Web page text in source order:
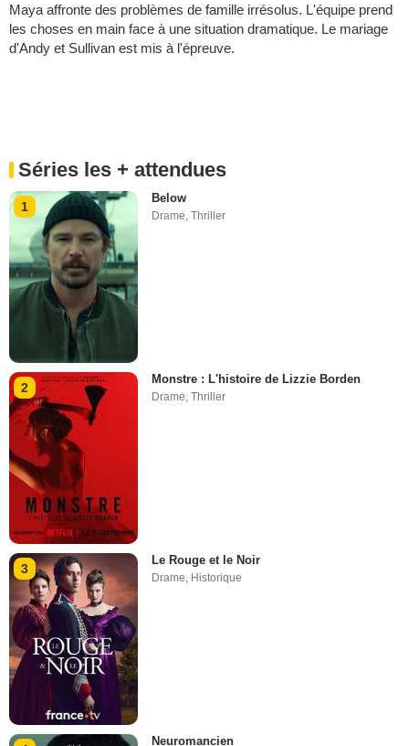
Maya affronte des problèmes de famille irrésolus. L'équipe prend
les choses en main face à une situation dramatique. Le mariage
d'Andy et Sullivan est mis à l'épreuve.
Séries les + attendues
1
Below
Drame ,Thriller
2
Monstre : L'histoire de Lizzie Borden
Drame,Thriller
3
Le Rouge et le Noir
Drame, Historique
Neuromancien